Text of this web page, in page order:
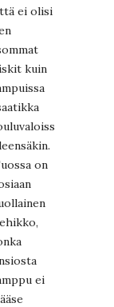
ei olisi
kuin
on
ei